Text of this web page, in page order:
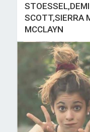
SCOTT,SIERRA
MCCLAYN